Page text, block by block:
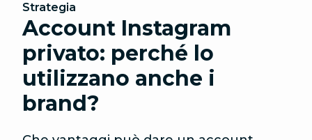
Strategia
Account Instagram
privato: perché lo
utilizzano anche i
brand?